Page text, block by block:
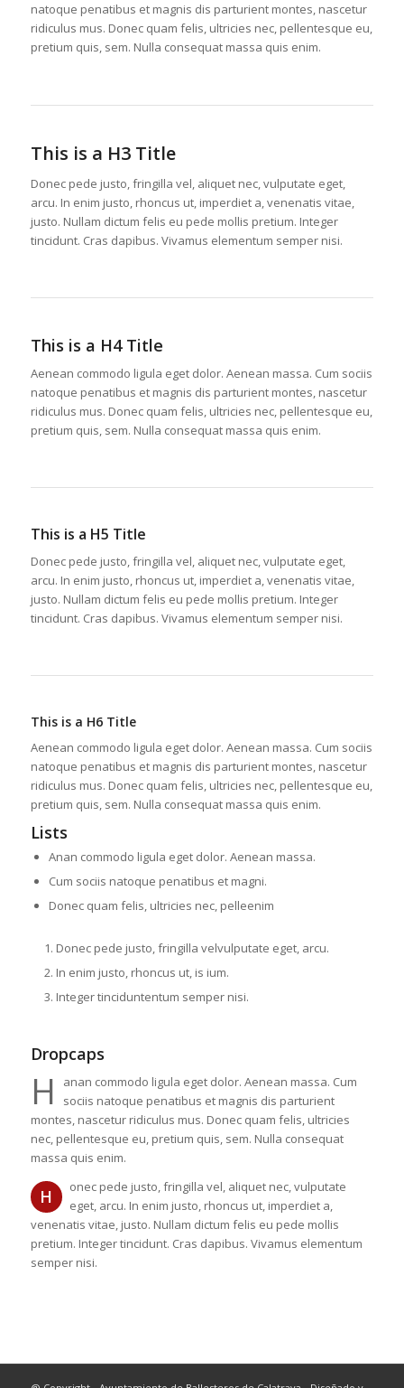
natoque penatibus et magnis dis parturient montes, nascetur
ridiculus mus. Donec quam felis, ultricies nec, pellentesque eu,
pretium quis, sem. Nulla consequat massa quis enim.
This is a H3 Title
Donec pede justo, fringilla vel, aliquet nec, vulputate eget,
arcu. In enim justo, rhoncus ut, imperdiet a, venenatis vitae,
justo. Nullam dictum felis eu pede mollis pretium. Integer
tincidunt. Cras dapibus. Vivamus elementum semper nisi.
This is a H4 Title
Aenean commodo ligula eget dolor. Aenean massa. Cum sociis
natoque penatibus et magnis dis parturient montes, nascetur
ridiculus mus. Donec quam felis, ultricies nec, pellentesque eu,
pretium quis, sem. Nulla consequat massa quis enim.
This is a H5 Title
Donec pede justo, fringilla vel, aliquet nec, vulputate eget,
arcu. In enim justo, rhoncus ut, imperdiet a, venenatis vitae,
justo. Nullam dictum felis eu pede mollis pretium. Integer
tincidunt. Cras dapibus. Vivamus elementum semper nisi.
This is a H6 Title
Aenean commodo ligula eget dolor. Aenean massa. Cum sociis
natoque penatibus et magnis dis parturient montes, nascetur
ridiculus mus. Donec quam felis, ultricies nec, pellentesque eu,
pretium quis, sem. Nulla consequat massa quis enim.
Lists
Anan commodo ligula eget dolor. Aenean massa.
Cum sociis natoque penatibus et magni.
Donec quam felis, ultricies nec, pelleenim
Donec pede justo, fringilla velvulputate eget, arcu.
In enim justo, rhoncus ut, is ium.
Integer tinciduntentum semper nisi.
Dropcaps
H
anan commodo ligula eget dolor. Aenean massa. Cum
sociis natoque penatibus et magnis dis parturient
montes, nascetur ridiculus mus. Donec quam felis, ultricies
nec, pellentesque eu, pretium quis, sem. Nulla consequat
massa quis enim.
H
onec pede justo, fringilla vel, aliquet nec, vulputate
eget, arcu. In enim justo, rhoncus ut, imperdiet a,
venenatis vitae, justo. Nullam dictum felis eu pede mollis
pretium. Integer tincidunt. Cras dapibus. Vivamus elementum
semper nisi.